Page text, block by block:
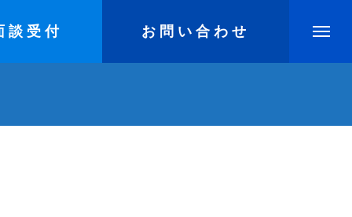
談受付 お問い合わせ